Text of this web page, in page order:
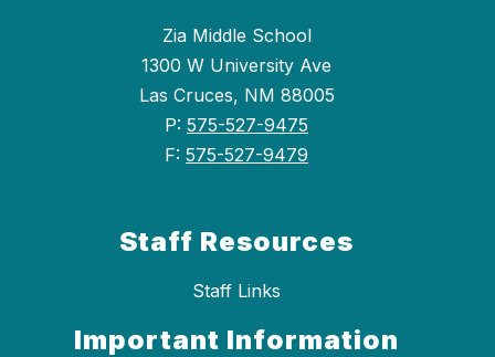
Zia Middle School
1300 W University Ave
Las Cruces, NM 88005
P: 575-527-9475
F: 575-527-9479
Staff Resources
Staff Links
Important Information